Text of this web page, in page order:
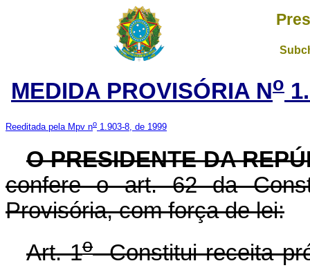
MEDIDA PROVISÓRIA No
Reeditada pela Mpv no 1.903-8, de 1999
O PRESIDENTE DA
confere o art. 62 da
Provisória, com força de lei:
Art. 1oConstitui receita